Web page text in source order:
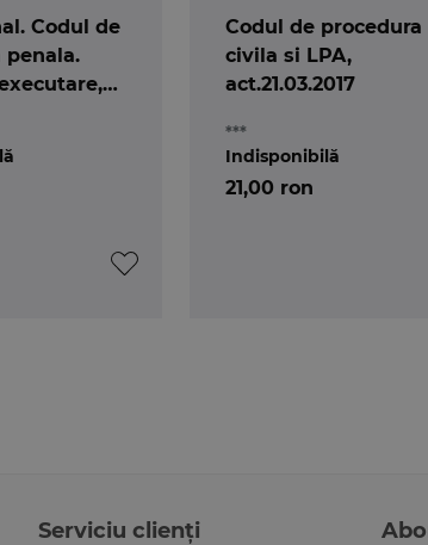
Codul de
penala.
Codul de procedura
civila si LPA,
act.21.03.2017
***
21,00 ron
Indisponibilă
Serviciu clienți